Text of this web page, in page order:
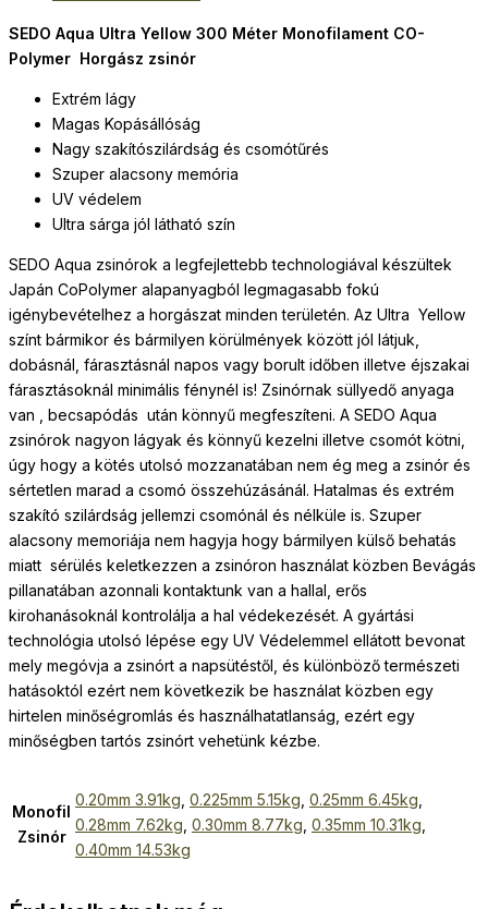
SEDO Aqua Ultra Yellow 300 Méter Monofilament CO-
Polymer Horgász zsinór
Extrém lágy
Magas Kopásállóság
Nagy szakítószilárdság és csomótűrés
Szuper alacsony memória
UV védelem
Ultra sárga jól látható szín
SEDO Aqua zsinórok a legfejlettebb technologiával készültek
Japán CoPolymer alapanyagból legmagasabb fokú
igénybevételhez a horgászat minden területén. Az Ultra Yellow
színt bármikor és bármilyen körülmények között jól látjuk,
dobásnál, fárasztásnál napos vagy borult időben illetve éjszakai
fárasztásoknál minimális fénynél is! Zsinórnak süllyedő anyaga
van , becsapódás után könnyű megfeszíteni. A SEDO Aqua
zsinórok nagyon lágyak és könnyű kezelni illetve csomót kötni,
úgy hogy a kötés utolsó mozzanatában nem ég meg a zsinór és
sértetlen marad a csomó összehúzásánál. Hatalmas és extrém
szakító szilárdság jellemzi csomónál és nélküle is. Szuper
alacsony memoriája nem hagyja hogy bármilyen külső behatás
miatt sérülés keletkezzen a zsinóron használat közben Bevágás
pillanatában azonnali kontaktunk van a hallal, erős
kirohanásoknál kontrolálja a hal védekezését. A gyártási
technológia utolsó lépése egy UV Védelemmel ellátott bevonat
mely megóvja a zsinórt a napsütéstől, és különböző természeti
hatásoktól ezért nem következik be használat közben egy
hirtelen minőségromlás és használhatatlanság, ezért egy
minőségben tartós zsinórt vehetünk kézbe.
Monofil
Zsinór
0.20mm 3.91kg, 0.225mm 5.15kg, 0.25mm 6.45kg,
0.28mm 7.62kg, 0.30mm 8.77kg, 0.35mm 10.31kg,
0.40mm 14.53kg